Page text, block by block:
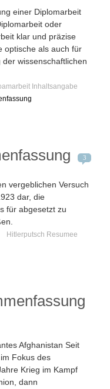
einer Diplomarbeit
oder
klar und präzise
optische als auch für
wissenschaftlichen
Inhaltsangabe
3
vergeblichen Versuch
dar, die
für abgesetzt zu
Hitlerputsch Resumee
Afghanistan Seit
Fokus des
Krieg im Kampf
dann